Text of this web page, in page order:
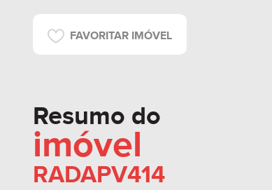
FAVORITAR IMÓVEL
Resumo do
imóvel
RADAPV414